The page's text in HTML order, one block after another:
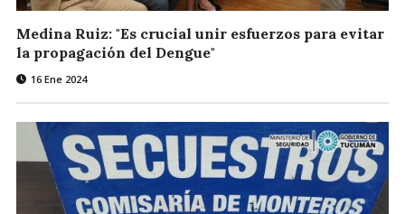
Medina Ruiz: "Es crucial unir esfuerzos para evitar
la propagación del Dengue"
16 Ene 2024